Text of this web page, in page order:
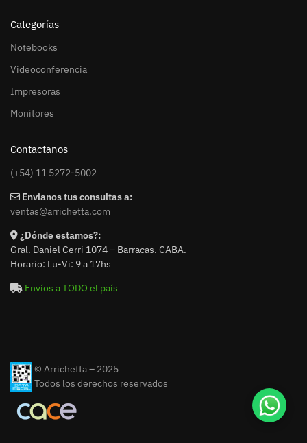
Categorías
Notebooks
Videoconferencia
Impresoras
Monitores
Contactanos
(+54) 11 5272-5002
Envianos tus consultas a:
ventas@arrichetta.com
¿Dónde estamos?:
Gral. Daniel Cerri 1074 – Barracas. CABA.
Horario: Lu-Vi: 9 a 17hs
Envíos a TODO el país
© Arrichetta – 2025
Todos los derechos reservados